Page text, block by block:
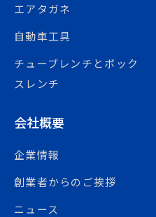
エアタガネ
自動車工具
チューブレンチとボック
スレンチ
会社概要
企業情報
創業者からのご挨拶
ニュース